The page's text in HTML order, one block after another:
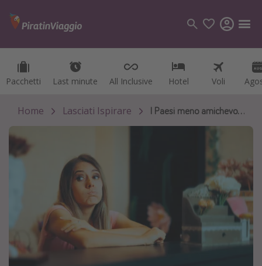
Pacchetti Last minute All Inclusive Hotel Voli
Pacchetti Last minute All Inclusive Hotel Voli
Categorie
Voli
Hotel
Vacanze
Tutte le destinazioni
Italia
Albania
Home Lasciati Ispirare I Paesi meno amichevoli al mondo